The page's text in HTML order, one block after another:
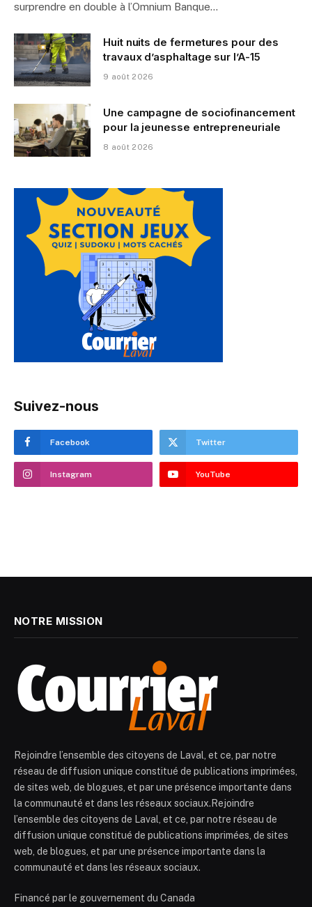
surprendre en double à l’Omnium Banque…
Huit nuits de fermetures pour des
travaux d’asphaltage sur l’A-15
9 août 2026
Une campagne de sociofinancement
pour la jeunesse entrepreneuriale
8 août 2026
Suivez-nous
Facebook Twitter
Instagram YouTube
NOTRE MISSION
Rejoindre l’ensemble des citoyens de Laval, et ce, par notre
réseau de diffusion unique constitué de publications imprimées,
de sites web, de blogues, et par une présence importante dans
la communauté et dans les réseaux sociaux.Rejoindre
l’ensemble des citoyens de Laval, et ce, par notre réseau de
diffusion unique constitué de publications imprimées, de sites
web, de blogues, et par une présence importante dans la
communauté et dans les réseaux sociaux.
Financé par le gouvernement du Canada